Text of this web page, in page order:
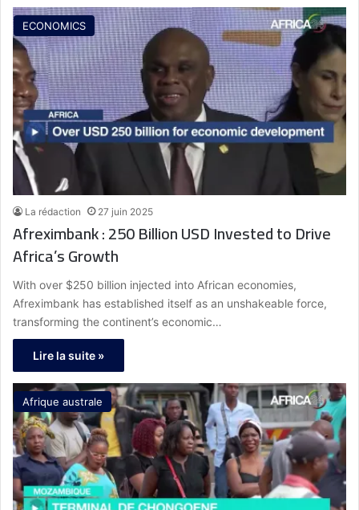
ECONOMICS
La rédaction 27 juin 2025
Afreximbank : 250 Billion USD Invested to Drive
Africa’s Growth
With over $250 billion injected into African economies,
Afreximbank has established itself as an unshakeable force,
transforming the continent’s economic…
Lire la suite »
Afrique australe